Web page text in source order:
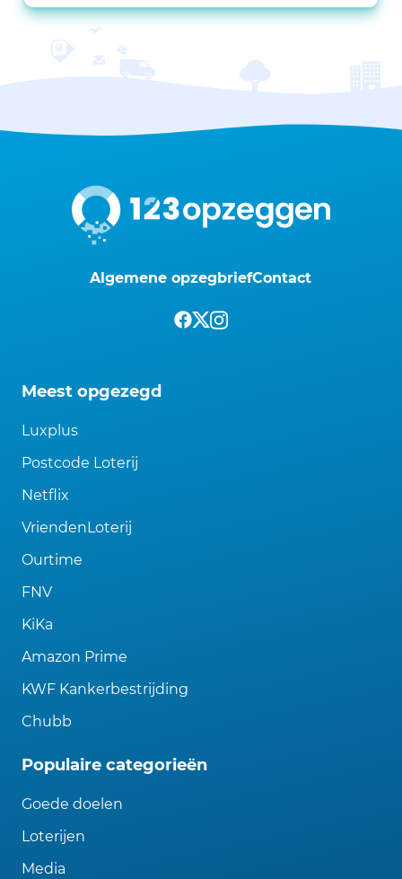
Algemene opzegbriefContact
Meest opgezegd
Luxplus
Postcode Loterij
Netflix
VriendenLoterij
Ourtime
FNV
KiKa
Amazon Prime
KWF Kankerbestrijding
Chubb
Populaire categorieën
Goede doelen
Loterijen
Media